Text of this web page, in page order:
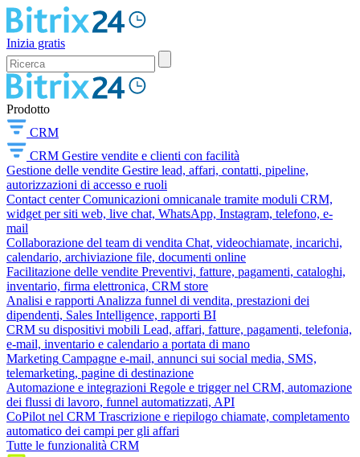
Inizia gratis
Prodotto
CRM
CRM Gestire vendite e clienti con facilità
Gestione delle vendite Gestire lead, affari, contatti, pipeline,
autorizzazioni di accesso e ruoli
Contact center Comunicazioni omnicanale tramite moduli CRM,
widget per siti web, live chat, WhatsApp, Instagram, telefono, e-
mail
Collaborazione del team di vendita Chat, videochiamate, incarichi,
calendario, archiviazione file, documenti online
Facilitazione delle vendite Preventivi, fatture, pagamenti, cataloghi,
inventario, firma elettronica, CRM store
Analisi e rapporti Analizza funnel di vendita, prestazioni dei
dipendenti, Sales Intelligence, rapporti BI
CRM su dispositivi mobili Lead, affari, fatture, pagamenti, telefonia,
e-mail, inventario e calendario a portata di mano
Marketing Campagne e-mail, annunci sui social media, SMS,
telemarketing, pagine di destinazione
Automazione e integrazioni Regole e trigger nel CRM, automazione
dei flussi di lavoro, funnel automatizzati, API
CoPilot nel CRM Trascrizione e riepilogo chiamate, completamento
automatico dei campi per gli affari
Tutte le funzionalità CRM